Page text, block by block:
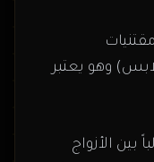
وهو يعتبر
بين الأزواج